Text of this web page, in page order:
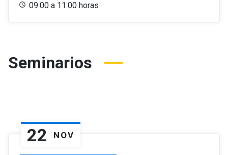
09:00 a 11:00 horas
Seminarios
22 NOV